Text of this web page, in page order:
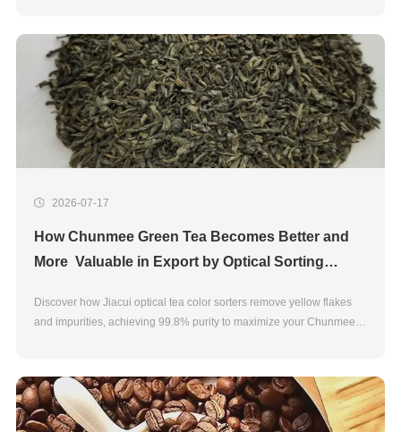
2026-07-17
How Chunmee Green Tea Becomes Better and
More Valuable in Export by Optical Sorting
Discover how Jiacui optical tea color sorters remove yellow flakes
and impurities, achieving 99.8% purity to maximize your Chunmee